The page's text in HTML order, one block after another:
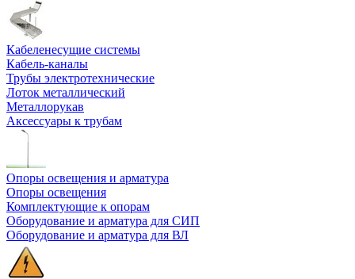
Кабеленесущие системы
Кабель-каналы
Трубы электротехнические
Лоток металлический
Металлорукав
Аксессуары к трубам
Опоры освещения и арматура
Опоры освещения
Комплектующие к опорам
Оборудование и арматура для СИП
Оборудование и арматура для ВЛ